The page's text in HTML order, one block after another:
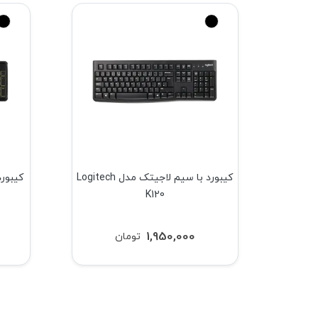
کیبورد با سیم لاجیتک مدل Logitech
K120
تومان 1,950,000